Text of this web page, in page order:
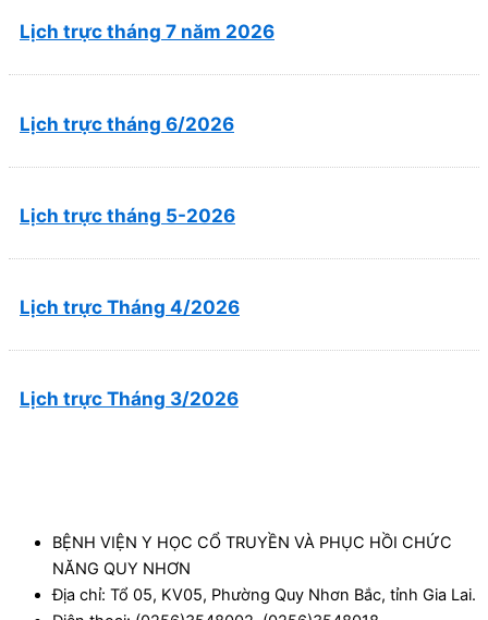
Lịch trực tháng 7 năm 2026
Lịch trực tháng 6/2026
Lịch trực tháng 5-2026
Lịch trực Tháng 4/2026
Lịch trực Tháng 3/2026
BỆNH VIỆN Y HỌC CỔ TRUYỀN VÀ PHỤC HỒI CHỨC
NĂNG QUY NHƠN
Địa chỉ: Tổ 05, KV05, Phường Quy Nhơn Bắc, tỉnh Gia Lai.